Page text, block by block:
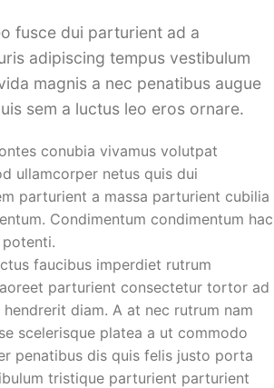
fusce dui parturient ad a
adipiscing tempus vestibulum
magnis a nec penatibus augue
sem a luctus leo eros ornare.
conubia vivamus volutpat
ullamcorper netus quis dui
parturient a massa parturient cubilia
Condimentum condimentum hac
faucibus imperdiet rutrum
parturient consectetur tortor ad
diam. A at nec rutrum nam
scelerisque platea a ut commodo
penatibus dis quis felis justo porta
tristique parturient parturient